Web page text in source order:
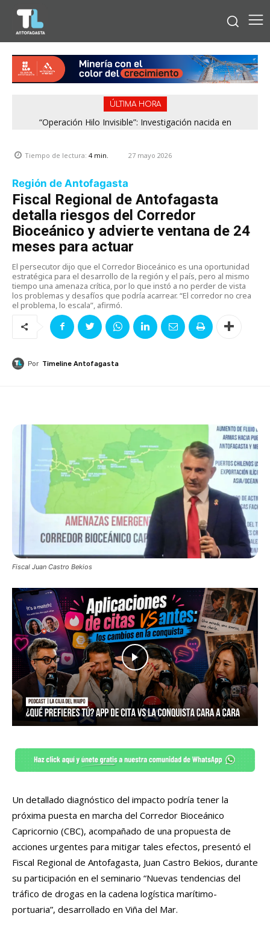
ÚLTIMA HORA
“Operación Hilo Invisible”: Investigación nacida en
Tiempo de lectura: 4min. 27 mayo 2026
Región de Antofagasta
Fiscal Regional de Antofagasta
detalla riesgos del Corredor
Bioceánico y advierte ventana de 24
meses para actuar
El persecutor dijo que el Corredor Bioceánico es una oportunidad
estratégica para el desarrollo de la región y el país, pero al mismo
tiempo una amenaza crítica, por lo que instó a no perder de vista
los problemas y desafíos que podría acarrear. “El corredor no crea
el problema, lo escala”, afirmó.
Por Timeline Antofagasta
Fiscal Juan Castro Bekios
Un detallado diagnóstico del impacto podría tener la
próxima puesta en marcha del Corredor Bioceánico
Capricornio (CBC), acompañado de una propuesta de
acciones urgentes para mitigar tales efectos, presentó el
Fiscal Regional de Antofagasta, Juan Castro Bekios, durante
su participación en el seminario “Nuevas tendencias del
tráfico de drogas en la cadena logística marítimo-
portuaria”, desarrollado en Viña del Mar.